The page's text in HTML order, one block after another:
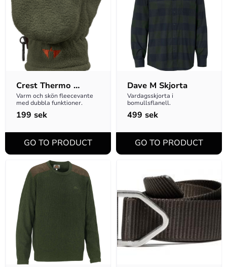
Crest Thermo
Gloves Black XL
Varm och skön fleecevante
med dubbla funktioner.
199 sek
Dave M Skjorta
Vardagsskjorta i
bomullsflanell.
499 sek